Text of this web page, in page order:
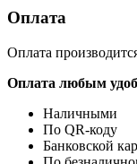
Оплата
Оплата
Оплата любым
Наличными
По QR-коду
Банковской